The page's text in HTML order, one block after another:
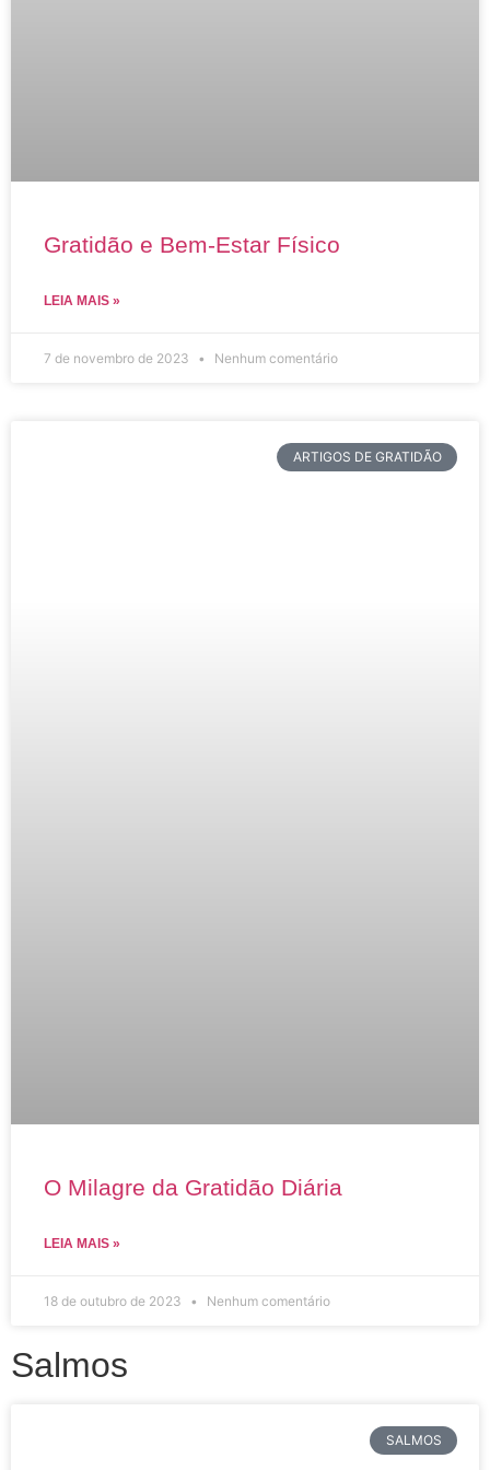
Gratidão e Bem-Estar Físico
LEIA MAIS »
7 de novembro de 2023 Nenhum comentário
ARTIGOS DE GRATIDÃO
O Milagre da Gratidão Diária
LEIA MAIS »
18 de outubro de 2023 Nenhum comentário
Salmos
SALMOS